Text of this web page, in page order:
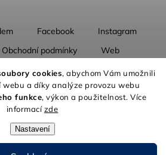
cookies, abychom Vám umožnili
webu a díky analýze provozu webu
funkce, výkon a použitelnost. Více
informacízde
Nastavení
Facebook
Instagram
Obchodní podmínky
Web
O nás
| Na cestách jako doma. Všechna práva